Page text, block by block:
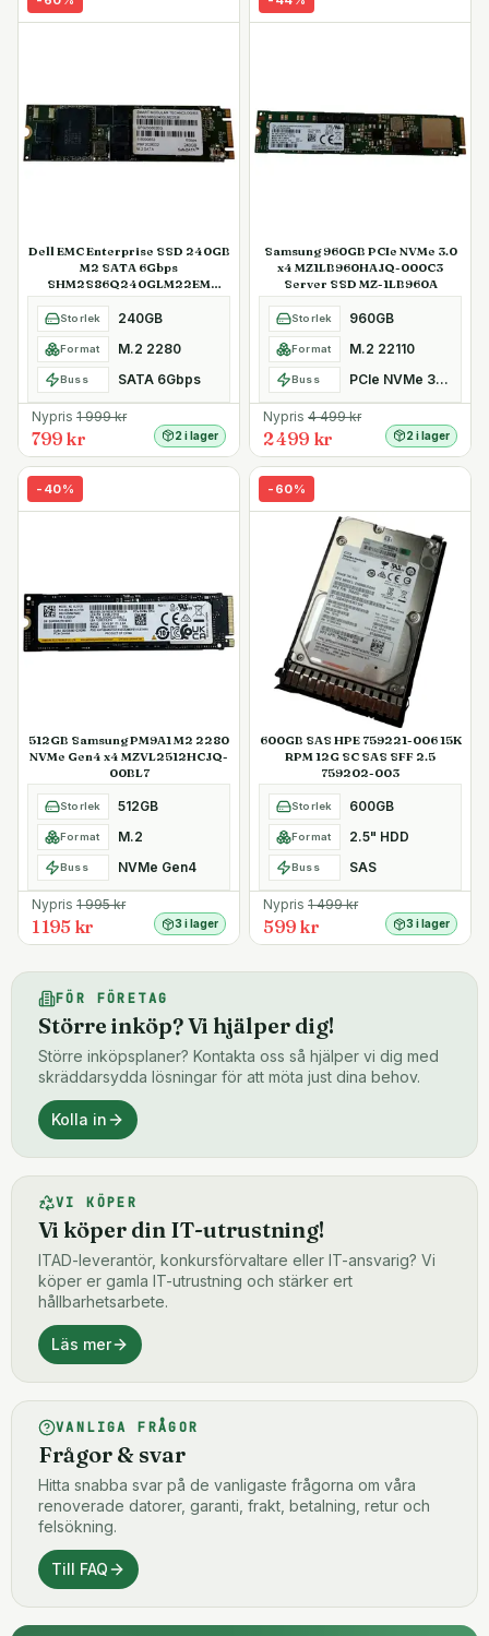
Dell EMC Enterprise SSD 240GB
M2 SATA 6Gbps
SHM2S86Q240GLM22EM
Kioxia SafeDATA
Storlek 240GB
Format M.2 2280
Buss SATA 6Gbps
Nypris 1 999kr
799 kr 2 i lager
Samsung 960GB PCIe NVMe 3.0
x4 MZ1LB960HAJQ-000C3
Server SSD MZ-1LB960A
Storlek 960GB
Format M.2 22110
Buss PCIe NVMe 3.0 x4
Nypris 4 499kr
2 499 kr 2 i lager
- 40%
512GB Samsung PM9A1 M2 2280
NVMe Gen4 x4 MZVL2512HCJQ-
00BL7
Storlek 512GB
Format M.2
Buss NVMe Gen4
Nypris 1 995kr
1 195 kr 3 i lager
- 60%
600GB SAS HPE 759221-006 15K
RPM 12G SC SAS SFF 2.5
759202-003
Storlek 600GB
Format 2.5" HDD
Buss SAS
Nypris 1 499kr
599 kr 3 i lager
FÖR FÖRETAG
Större inköp? Vi hjälper dig!
Större inköpsplaner? Kontakta oss så hjälper vi dig med
skräddarsydda lösningar för att möta just dina behov.
Kolla in
VI KÖPER
Vi köper din IT-utrustning!
ITAD-leverantör, konkursförvaltare eller IT-ansvarig? Vi
köper er gamla IT-utrustning och stärker ert
hållbarhetsarbete.
Läs mer
VANLIGA FRÅGOR
Frågor & svar
Hitta snabba svar på de vanligaste frågorna om våra
renoverade datorer, garanti, frakt, betalning, retur och
felsökning.
Till FAQ